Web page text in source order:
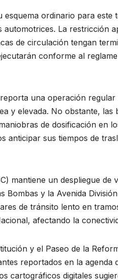
ordinario para este
La restricción
de circulación tengan
conforme al
una operación
y elevada. No obstante,
de dosificación en
anticipar sus tiempos de
mantiene un despliegue de
Bombas y la Avenida
de tránsito lento en
afectando la
y el Paseo de la
reportados en la agenda
cartográficos digitales